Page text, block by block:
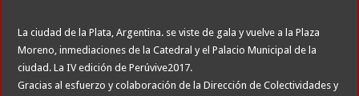
La ciudad de la Plata, Argentina. se viste de gala y vuelve a la Plaza
Moreno, inmediaciones de la Catedral y el Palacio Municipal de la
ciudad. La IV edición de Perúvive2017.
Gracias al esfuerzo y colaboración de la Dirección de Colectividades y